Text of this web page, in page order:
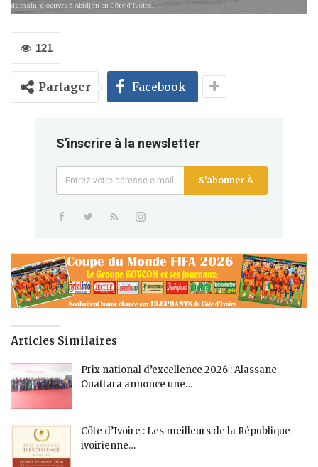
de main-d'oeuvre à Abidjan en Côte d'Ivoire.
121
Partager Facebook
S'inscrire à la newsletter
S'abonner À
Articles Similaires
Prix national d’excellence 2026 : Alassane
Ouattara annonce une…
Côte d’Ivoire : Les meilleurs de la République
ivoirienne…